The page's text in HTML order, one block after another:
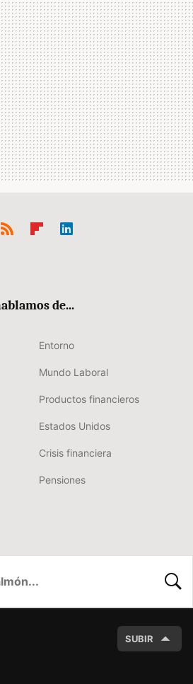
de...
Entorno
Mundo Laboral
Productos financieros
Estados Unidos
Crisis financiera
Pensiones
SUBIR